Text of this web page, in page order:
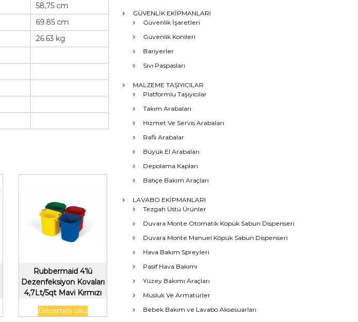
58,75 cm
69.85 cm
26.63 kg
Rubbermaid 4’lü
Dezenfeksiyon Kovaları
4,7Lt/5qt Mavi Kırmızı
Sarı Yeşil Renk
Devamını oku
GÜVENLİK EKİPMANLARI
Güvenlik İşaretleri
Güvenlik Konileri
Bariyerler
Sıvı Paspasları
MALZEME TAŞIYICILAR
Platformlu Taşıyıcılar
Takım Arabaları
Hizmet Ve Servis Arabaları
Raflı Arabalar
Büyük El Arabaları
Depolama Kapları
Bahçe Bakım Araçları
LAVABO EKİPMANLARI
Tezgah Üstü Ürünler
Duvara Monte Otomatik Köpük Sabun Dispenseri
Duvara Monte Manuel Köpük Sabun Dispenseri
Hava Bakım Spreyleri
Pasif Hava Bakımı
Yüzey Bakımı Araçları
Musluk Ve Armatürler
Bebek Bakım ve Lavabo Aksesuarları